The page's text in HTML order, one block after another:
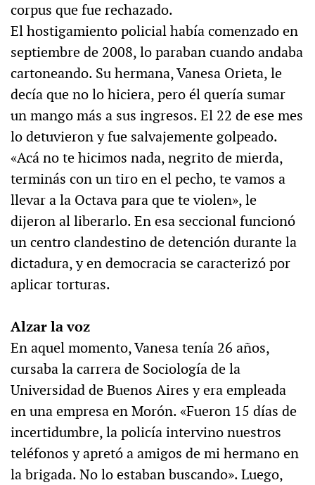
corpus que fue rechazado.
El hostigamiento policial había comenzado en
septiembre de 2008, lo paraban cuando andaba
cartoneando. Su hermana, Vanesa Orieta, le
decía que no lo hiciera, pero él quería sumar
un mango más a sus ingresos. El 22 de ese mes
lo detuvieron y fue salvajemente golpeado.
«Acá no te hicimos nada, negrito de mierda,
terminás con un tiro en el pecho, te vamos a
llevar a la Octava para que te violen», le
dijeron al liberarlo. En esa seccional funcionó
un centro clandestino de detención durante la
dictadura, y en democracia se caracterizó por
aplicar torturas.
Alzar la voz
En aquel momento, Vanesa tenía 26 años,
cursaba la carrera de Sociología de la
Universidad de Buenos Aires y era empleada
en una empresa en Morón. «Fueron 15 días de
incertidumbre, la policía intervino nuestros
teléfonos y apretó a amigos de mi hermano en
la brigada. No lo estaban buscando». Luego,